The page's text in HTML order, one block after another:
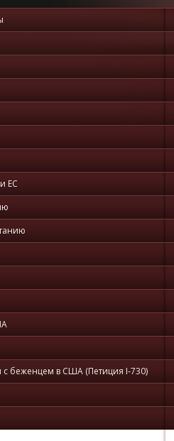
лайн
ЕС
с беженцем в США (Петиция I-730)